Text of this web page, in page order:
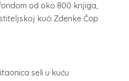
od oko 800 knjiga,
kući Zdenke Čop
seli u kuću